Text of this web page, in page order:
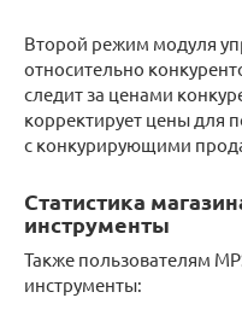
Второй режим модуля
относительно
следит за ценами
корректирует цены для
с конкурирующими
Статистика
инструменты
Также пользователям
инструменты: